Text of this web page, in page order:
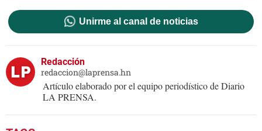
Unirme al canal de noticias
Redacción
redaccion@laprensa.hn
Artículo elaborado por el equipo periodístico de Diario
LA PRENSA.